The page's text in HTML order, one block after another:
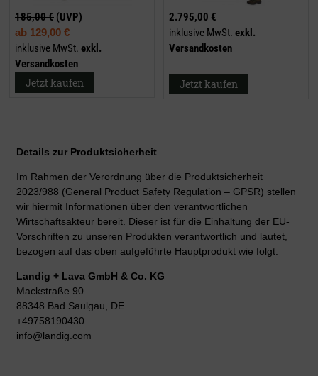
185,00 € (UVP)
ab 129,00 €
inklusive MwSt. exkl.
Versandkosten
Jetzt kaufen
2.795,00 €
inklusive MwSt. exkl.
Versandkosten
Jetzt kaufen
Details zur Produktsicherheit
Im Rahmen der Verordnung über die Produktsicherheit
2023/988 (General Product Safety Regulation – GPSR) stellen
wir hiermit Informationen über den verantwortlichen
Wirtschaftsakteur bereit. Dieser ist für die Einhaltung der EU-
Vorschriften zu unseren Produkten verantwortlich und lautet,
bezogen auf das oben aufgeführte Hauptprodukt wie folgt:
Landig + Lava GmbH & Co. KG
Mackstraße 90
88348 Bad Saulgau, DE
+49758190430
info@landig.com